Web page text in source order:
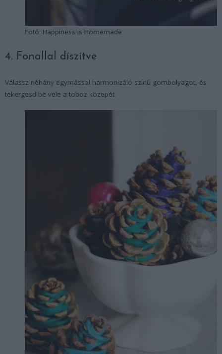
Fotó: Happiness is Homemade
4. Fonallal díszítve
Válassz néhány egymással harmonizáló színű gombolyagot, és
tekergesd be vele a toboz közepét.